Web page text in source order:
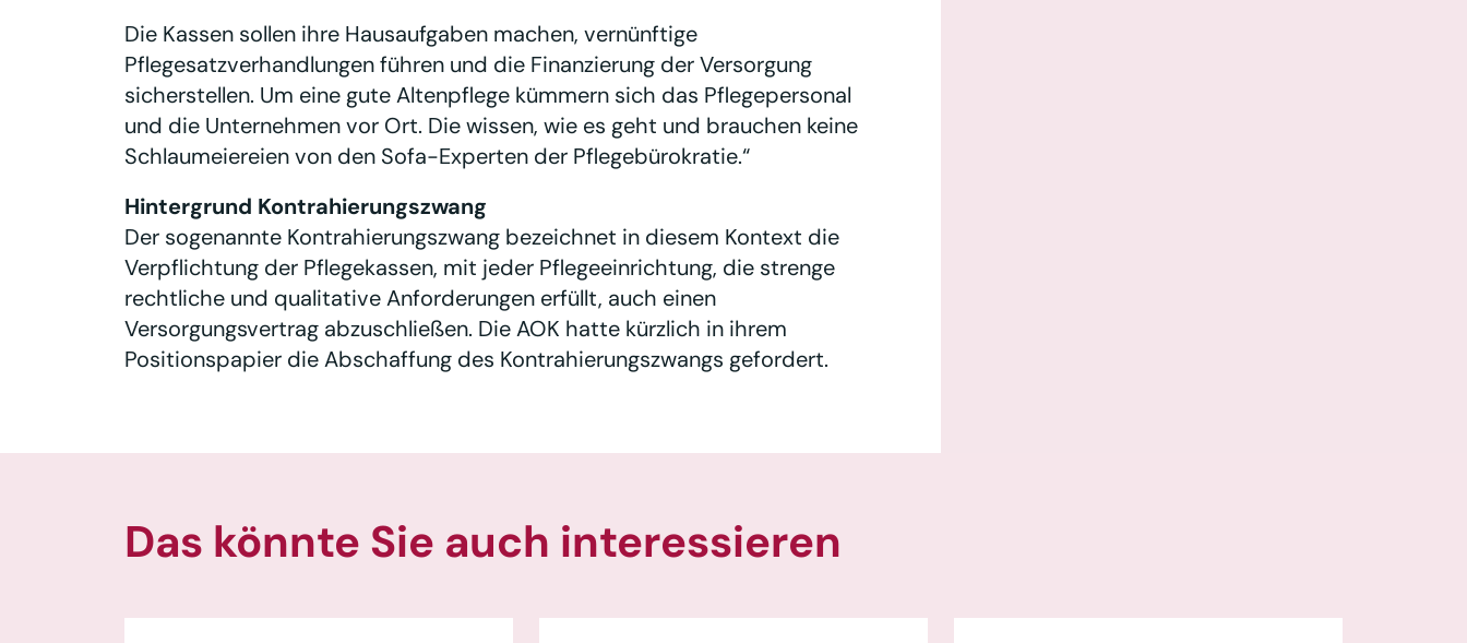
Die Kassen sollen ihre Hausaufgaben machen, vernünftige
Pflegesatzverhandlungen führen und die Finanzierung der Versorgung
sicherstellen. Um eine gute Altenpflege kümmern sich das Pflegepersonal
und die Unternehmen vor Ort. Die wissen, wie es geht und brauchen keine
Schlaumeiereien von den Sofa-Experten der Pflegebürokratie.“
Hintergrund Kontrahierungszwang
Der sogenannte Kontrahierungszwang bezeichnet in diesem Kontext die
Verpflichtung der Pflegekassen, mit jeder Pflegeeinrichtung, die strenge
rechtliche und qualitative Anforderungen erfüllt, auch einen
Versorgungsvertrag abzuschließen. Die AOK hatte kürzlich in ihrem
Positionspapier die Abschaffung des Kontrahierungszwangs gefordert.
Das könnte Sie auch interessieren